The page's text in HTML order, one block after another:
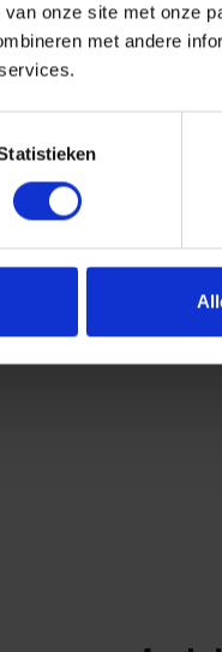
onze site met onze
met andere